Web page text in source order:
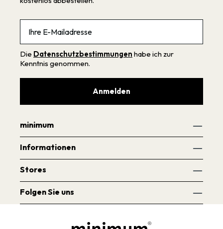
Die Datenschutzbestimmungen habe ich zur
Kenntnis genommen.
Anmelden
minimum
Informationen
Stores
Folgen Sie uns